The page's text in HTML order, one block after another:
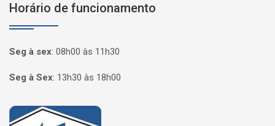
Horário de funcionamento
Seg à sex: 08h00 às 11h30
Seg à Sex: 13h30 às 18h00
Página inicial